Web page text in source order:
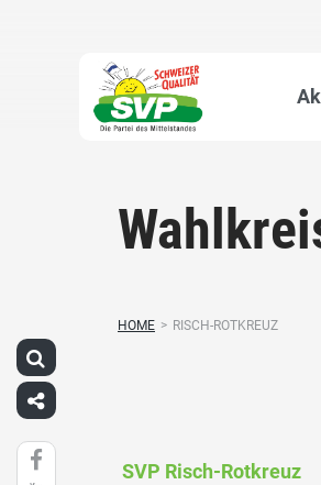
HOME > RISCH-ROTKREUZ
SVP Risch-Rotkreuz